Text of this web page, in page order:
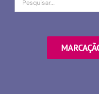
por